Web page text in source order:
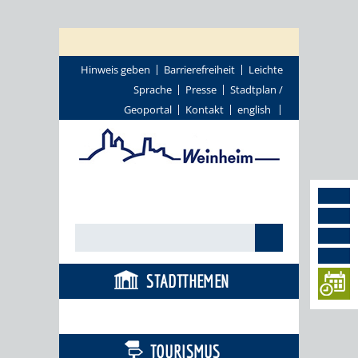
Hinweis geben Barrierefreiheit
Leichte
Sprache
Presse
Stadtplan /
Geoportal
Kontakt english
STADTTHEMEN
TOURISMUS